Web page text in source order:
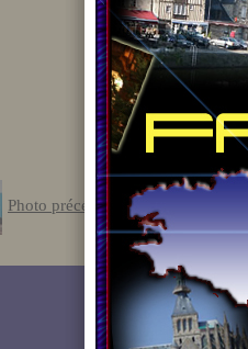
Photo précédente